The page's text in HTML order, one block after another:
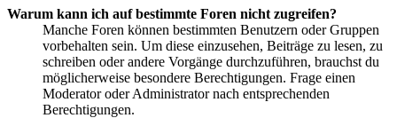
Warum kann ich auf bestimmte Foren nicht zugreifen?
Manche Foren können bestimmten Benutzern oder Gruppen
vorbehalten sein. Um diese einzusehen, Beiträge zu lesen, zu
schreiben oder andere Vorgänge durchzuführen, brauchst du
möglicherweise besondere Berechtigungen. Frage einen
Moderator oder Administrator nach entsprechenden
Berechtigungen.